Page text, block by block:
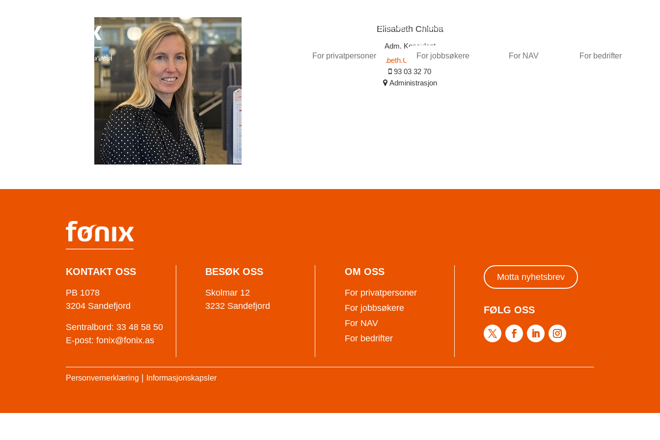
Om Fønix Tilskuddsordninger
For bedrifter
For NAV
For jobbsøkere
For privatpersoner
Elisabeth Chluba
Adm. Konsulent
93 03 32 70
Administrasjon
elisabeth.Chluba@fonix.as
KONTAKT OSS
PB 1078
3204 Sandefjord
Sentralbord: 33 48 58 50
E-post:fonix@fonix.as
BESØK OSS
Skolmar 12
3232 Sandefjord
OM OSS
For privatpersoner
For jobbsøkere
For NAV
For bedrifter
Motta nyhetsbrev
FØLG OSS
Personvernerklæring Informasjonskapsler